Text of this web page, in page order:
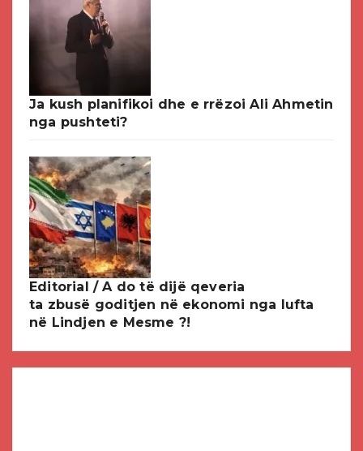
Ja kush planifikoi dhe e rrëzoi Ali Ahmetin
nga pushteti?
Editorial / A do të dijë qeveria
ta zbusë goditjen në ekonomi nga lufta
në Lindjen e Mesme ?!